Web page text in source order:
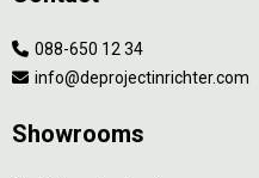
088-650 12 34
info@deprojectinrichter.com
Showrooms